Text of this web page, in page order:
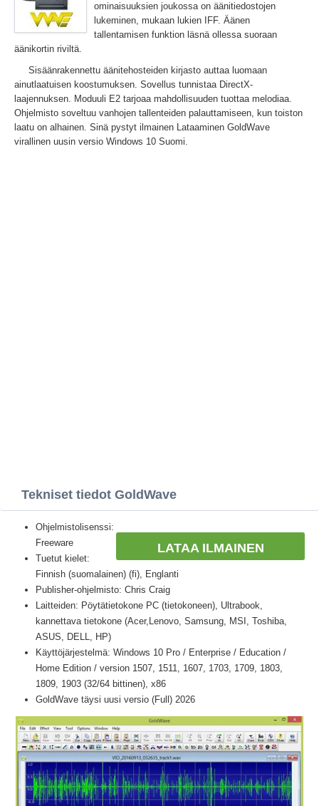
ominaisuuksien joukossa on äänitiedostojen
lukeminen, mukaan lukien IFF. Äänen
tallentamisen funktion läsnä ollessa suoraan
äänikortin riviltä.
Sisäänrakennettu äänitehosteiden kirjasto auttaa luomaan
ainutlaatuisen koostumuksen. Sovellus tunnistaa DirectX-
laajennuksen. Moduuli E2 tarjoaa mahdollisuuden tuottaa melodiaa.
Ohjelmisto soveltuu vanhojen tallenteiden palauttamiseen, kun toiston
laatu on alhainen. Sinä pystyt ilmainen Lataaminen GoldWave
virallinen uusin versio Windows 10 Suomi.
Tekniset tiedot GoldWave
LATAA ILMAINEN
Ohjelmistolisenssi:
Freeware
Tuetut kielet:
Finnish (suomalainen) (fi), Englanti
Publisher-ohjelmisto: Chris Craig
Laitteiden: Pöytätietokone PC (tietokoneen), Ultrabook,
kannettava tietokone (Acer,Lenovo, Samsung, MSI, Toshiba,
ASUS, DELL, HP)
Käyttöjärjestelmä: Windows 10 Pro / Enterprise / Education /
Home Edition / version 1507, 1511, 1607, 1703, 1709, 1803,
1809, 1903 (32/64 bittinen), x86
GoldWave täysi uusi versio (Full) 2026